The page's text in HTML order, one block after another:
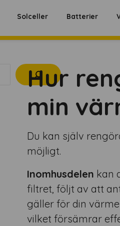
Solceller Batterier
Hur
min
Du kan själv
möjligt.
Inomhusdelen kan
filtret, följt av att
gäller för din
vilket försämrar